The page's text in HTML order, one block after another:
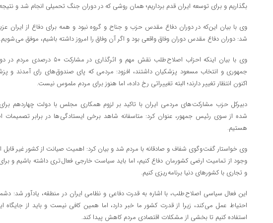
بگذاریم و برای توسعه ایران قدم برداریم؛ همان روشی که در دوران جنگ تحمیلی انجام شد و
وی با بیان این‌که در دوران دفاع مقدس حزب و جناح و گروه نبود و همه برای دفاع از ایران
شد: دوران دفاع مقدس دوران وفاق واقعی بود و اگر آن وفاق را امروز داشته باشیم، موفق می شویم.
وی با بیان اینکه احزاب اصلاح طلب نقش مهم و
جمهوری و انتخاب مسعود پزشکیان داشتند، افزود: مردمی که پای صندوق های رای آمدند و
اکنون انتظار تغییر دارند؛ البته تغییراتی رخ داده، اما هنوز برای مردم ملموس نیست.
دبیرکل حزب مشارکت های مردمی ایران با تاکید بر لزوم همکاری مجلس با دولت چهاردهم
شده از سوی رئیس جمهور، عنوان کرد: متاسفانه شاهد برخی ایستادگی ها در برابر تصمیمات
هستیم.
وی خواستار گفت وگوی شفاف و صادقانه با مردم شد و بیان کرد: اهمیت صیانت از کشور غیر قابل
وجود از تمامیت ارضی کشورمان دفاع کنیم، اما باید سیاست خارجی فعال تری داشته باشیم و
و تجاری با کشورهای دنیا برنامه ریزی کنیم.
این فعال سیاسی اصلاح طلب، با اشاره به قدرت دفاعی و نظامی ایران در منطقه، یادآور شد:
احتیاط عمل می کند، زیرا از قدرت کشور ما خبر دارد، اما همین کافی نیست و باید از جایگاه
استفاده کنیم تا بخشی از مشکلات اقتصادی مردم کاهش پیدا کند.